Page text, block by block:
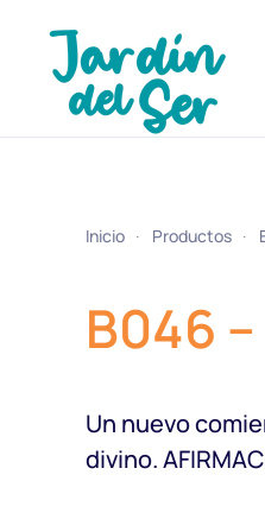
Inicio Productos
B046
Un nuevo
divino.